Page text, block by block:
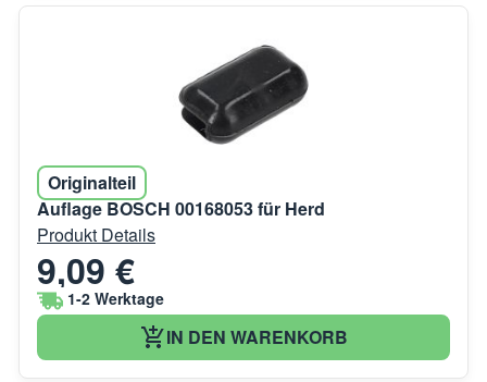
Originalteil
Auflage BOSCH 00168053 für Herd
Produkt Details
9,09 €
1-2 Werktage
IN DEN WARENKORB